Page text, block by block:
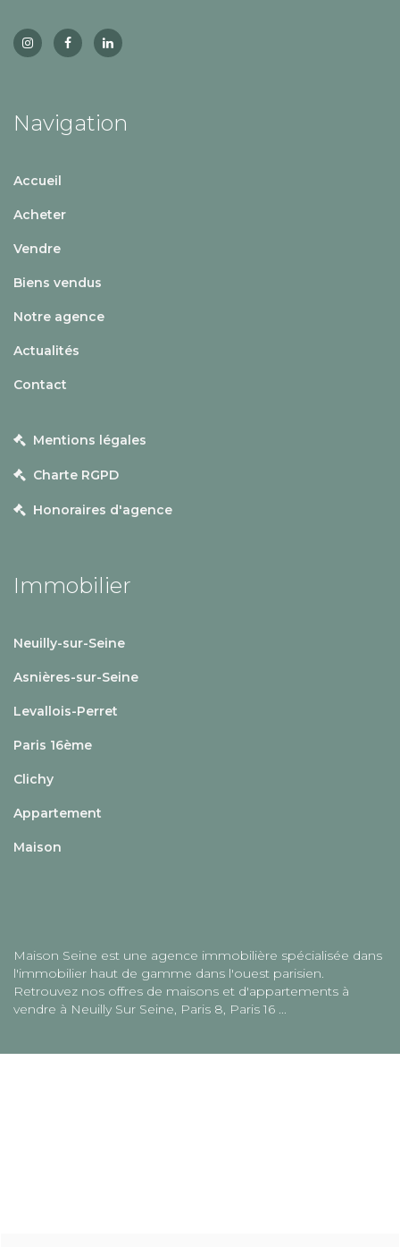
Navigation
Accueil
Acheter
Vendre
Biens vendus
Notre agence
Actualités
Contact
Mentions légales
Charte RGPD
Honoraires d'agence
Immobilier
Neuilly-sur-Seine
Asnières-sur-Seine
Levallois-Perret
Paris 16ème
Clichy
Appartement
Maison
Maison Seine est une agence immobilière spécialisée dans
l'immobilier haut de gamme dans l'ouest parisien.
Retrouvez nos offres de maisons et d'appartements à
vendre à Neuilly Sur Seine, Paris 8, Paris 16 ...